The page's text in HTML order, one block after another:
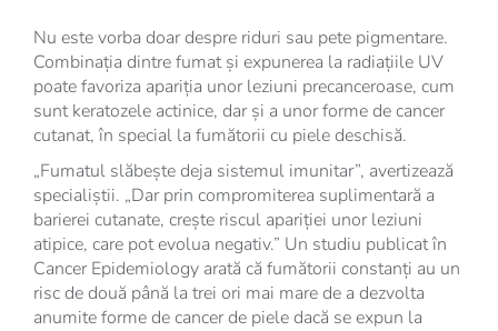
Nu este vorba doar despre riduri sau pete pigmentare.
Combinația dintre fumat și expunerea la radiațiile UV
poate favoriza apariția unor leziuni precanceroase, cum
sunt keratozele actinice, dar și a unor forme de cancer
cutanat, în special la fumătorii cu piele deschisă.
„Fumatul slăbește deja sistemul imunitar”, avertizează
specialiștii. „Dar prin compromiterea suplimentară a
barierei cutanate, crește riscul apariției unor leziuni
atipice, care pot evolua negativ.” Un studiu publicat în
Cancer Epidemiology arată că fumătorii constanți au un
risc de două până la trei ori mai mare de a dezvolta
anumite forme de cancer de piele dacă se expun la